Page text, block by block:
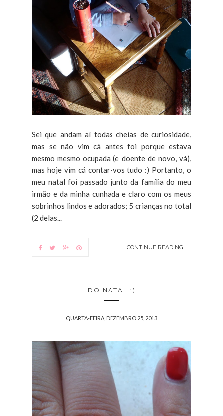
Sei que andam aí todas cheias de curiosidade,
mas se não vim cá antes foi porque estava
mesmo mesmo ocupada (e doente de novo, vá),
mas hoje vim cá contar-vos tudo :) Portanto, o
meu natal foi passado junto da família do meu
irmão e da minha cunhada e claro com os meus
sobrinhos lindos e adorados; 5 crianças no total
(2 delas...
CONTINUE READING
DO NATAL :)
QUARTA-FEIRA, DEZEMBRO 25, 2013